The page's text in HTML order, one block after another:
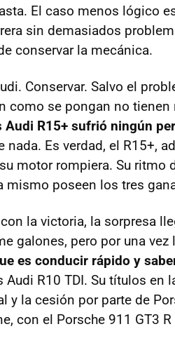
El caso menos lógico
sin demasiados
conservar la mecánica.
Conservar. Salvo el
como se pongan no tienen
Audi R15+ sufrió ningún
nada. Es verdad, el R15+,
motor rompiera. Su ritmo
mismo poseen los tres
la victoria, la sorpresa
galones, pero por una vez
es conducir rápido y
Audi R10 TDI. Su títulos en
y la cesión por parte de
con el Porsche 911 GT3